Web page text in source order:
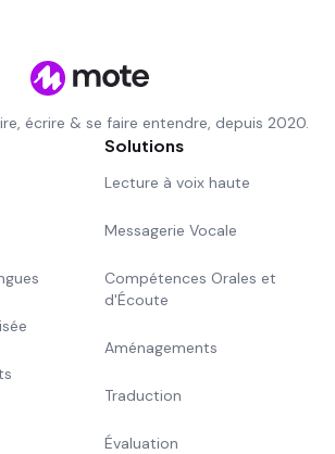
écrire & se faire entendre, depuis 2020.
Solutions
Lecture à voix haute
Messagerie Vocale
Compétences Orales et
d'Écoute
Aménagements
Traduction
Évaluation